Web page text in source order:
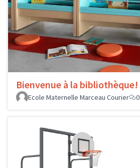
Bienvenue à la bibliothèque!
Ecole Maternelle Marceau Courier
0